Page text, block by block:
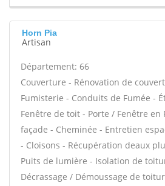
Horn Pia
Artisan
Département: 66
Couverture - Rénovation de
Fumisterie - Conduits de Fumée -
Fenêtre de toit - Porte / Fenêtre en
façade - Cheminée - Entretien
- Cloisons - Récupération deaux
Puits de lumière - Isolation de
Décrassage / Démoussage de